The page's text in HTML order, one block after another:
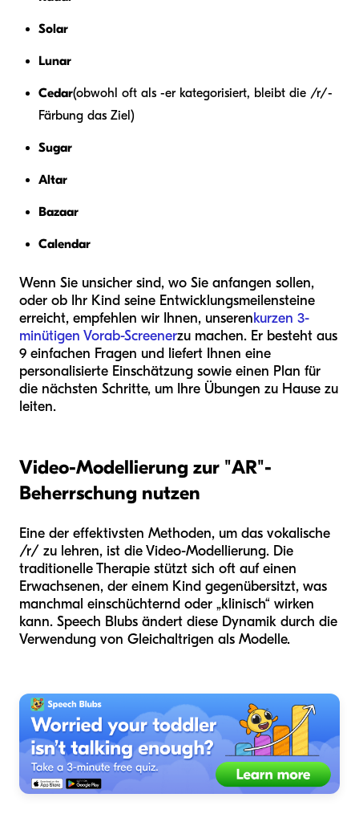
Solar
Lunar
Cedar(obwohl oft als -er kategorisiert, bleibt die /r/-
Färbung das Ziel)
Sugar
Altar
Bazaar
Calendar
Wenn Sie unsicher sind, wo Sie anfangen sollen,
oder ob Ihr Kind seine Entwicklungsmeilensteine
erreicht, empfehlen wir Ihnen, unserenkurzen 3-
minütigen Vorab-Screenerzu machen. Er besteht aus
9 einfachen Fragen und liefert Ihnen eine
personalisierte Einschätzung sowie einen Plan für
die nächsten Schritte, um Ihre Übungen zu Hause zu
leiten.
Video-Modellierung zur "AR"-
Beherrschung nutzen
Eine der effektivsten Methoden, um das vokalische
/r/ zu lehren, ist die Video-Modellierung. Die
traditionelle Therapie stützt sich oft auf einen
Erwachsenen, der einem Kind gegenübersitzt, was
manchmal einschüchternd oder „klinisch“ wirken
kann. Speech Blubs ändert diese Dynamik durch die
Verwendung von Gleichaltrigen als Modelle.